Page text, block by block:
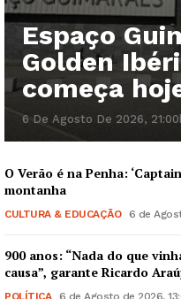
Espaço
Golden
começa
6 De Agosto De 2026,
O Verão é na Penha:
montanha
CULTURA & EDUCAÇÃO 6 de
900 anos: “Nada do que
causa”, garante Ricardo
POLÍTICA 6 de Agosto de 2026,